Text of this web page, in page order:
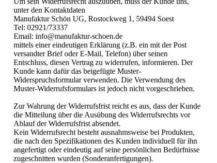
unter den Kontaktdaten
Manufaktur Schön UG, Rostockweg 1, 59494 Soest
Tel: 02921/73337
Email: info@manufaktur-schoen.de
mittels einer eindeutigen Erklärung (z.B. ein mit der Post
versandter Brief oder E-Mail, Telefon) über seinen
Entschluss, diesen Vertrag zu widerrufen, informieren. Der
Kunde kann dafür das beigefügte Muster-
Widerspruchsformular verwenden. Die Verwendung des
Muster-Widerrufsformulars ist jedoch nicht vorgeschrieben.
Zur Wahrung der Widerrufsfrist reicht es aus, dass der Kunde
die Mitteilung über die Ausübung des Widerrufsrechts vor
Ablauf der Widerrufsfrist absendet.
Kein Widerrufsrecht besteht ausnahmsweise bei Produkten,
die nach den Spezifikationen des Kunden individuell für ihn
angefertigt oder eindeutig auf seine persönlichen Bedürfnisse
zugeschnitten wurden (Sonderanfertigungen).